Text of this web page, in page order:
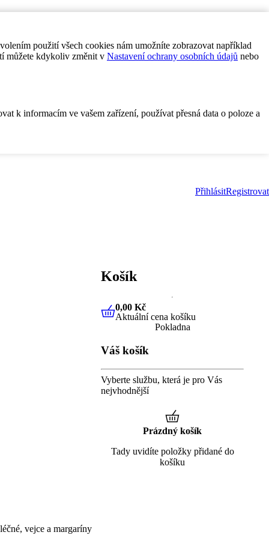
použití všech cookies nám umožníte zobrazovat například
můžete kdykoliv změnit v Nastavení ochrany osobních údajů nebo
k informacím ve vašem zařízení, používat přesná data o poloze a
PřihlásitRegistrovat
vejce a margaríny
Košík
0,00 KčAktuální cena košíku
0,00 Kč
Aktuální cena košíku
Pokladna
Váš košík
Vyberte službu, která je pro Vás
nejvhodnější
Prázdný košík
Tady uvidíte položky přidané do
košíku